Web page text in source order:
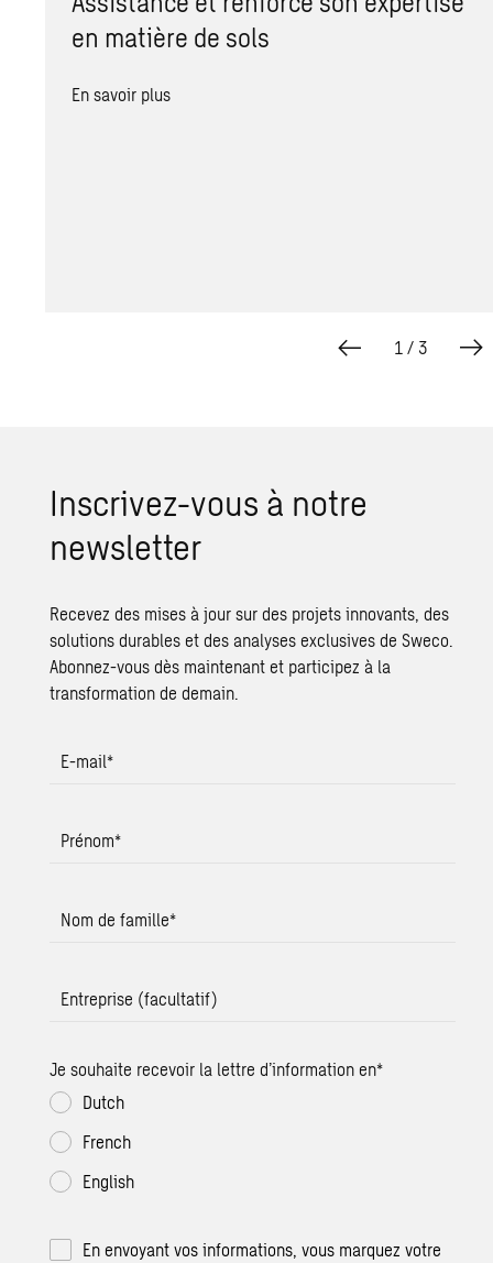
en matière de sols
En savoir plus
1 / 3
Inscrivez-vous à notre
newsletter
Recevez des mises à jour sur des projets innovants, des
solutions durables et des analyses exclusives de Sweco.
Abonnez-vous dès maintenant et participez à la
transformation de demain.
E-mail*
Prénom*
Nom de famille*
Entreprise (facultatif)
Je souhaite recevoir la lettre d’information en*
Dutch
French
English
En envoyant vos informations, vous marquez votre